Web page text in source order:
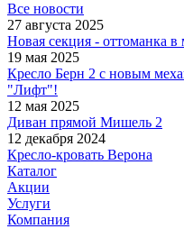
Все новости
27 августа 2025
Новая секция - оттоманка
19 мая 2025
Кресло Берн 2 с новым
"Лифт"!
12 мая 2025
Диван прямой Мишель 2
12 декабря 2024
Кресло-кровать Верона
Каталог
Акции
Услуги
Компания